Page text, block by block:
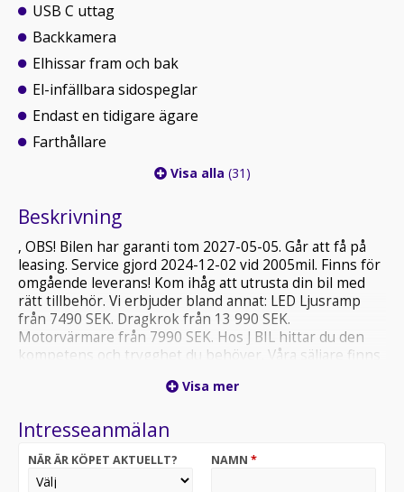
USB C uttag
Backkamera
Elhissar fram och bak
El-infällbara sidospeglar
Endast en tidigare ägare
Farthållare
Visa alla (31)
Beskrivning
, OBS! Bilen har garanti tom 2027-05-05. Går att få på
leasing. Service gjord 2024-12-02 vid 2005mil. Finns för
omgående leverans! Kom ihåg att utrusta din bil med
rätt tillbehör. Vi erbjuder bland annat: LED Ljusramp
från 7490 SEK. Dragkrok från 13 990 SEK.
Motorvärmare från 7990 SEK. Hos J BIL hittar du den
kompetens och trygghet du behöver. Våra säljare finns
12-48 månaders bilgaranti. Alla våra bilar är
begagnat kontroll. Vi erbjuder även hemleverans över
erbjuda begagnade bilar av hög kvalitet och vi har alltid
minst 800 bilar i lager. Som kund ska man känna sig
Visa mer
Intresseanmälan
NÄR ÄR KÖPET AKTUELLT? NAMN *